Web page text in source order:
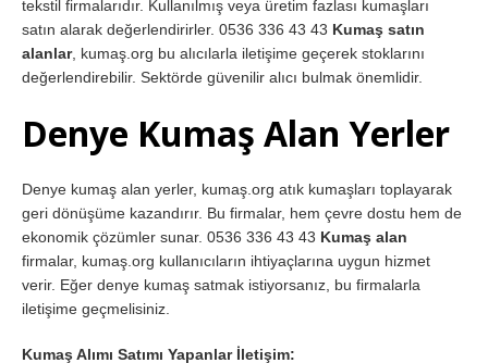
tekstil firmalarıdır. Kullanılmış veya üretim fazlası kumaşları
satın alarak değerlendirirler. 0536 336 43 43 Kumaş satın
alanlar, kumaş.org bu alıcılarla iletişime geçerek stoklarını
değerlendirebilir. Sektörde güvenilir alıcı bulmak önemlidir.
Denye Kumaş Alan Yerler
Denye kumaş alan yerler, kumaş.org atık kumaşları toplayarak
geri dönüşüme kazandırır. Bu firmalar, hem çevre dostu hem de
ekonomik çözümler sunar. 0536 336 43 43 Kumaş alan
firmalar, kumaş.org kullanıcıların ihtiyaçlarına uygun hizmet
verir. Eğer denye kumaş satmak istiyorsanız, bu firmalarla
iletişime geçmelisiniz.
Kumaş Alımı Satımı Yapanlar İletişim: